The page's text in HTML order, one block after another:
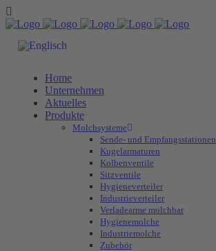
Home
Unternehmen
Aktuelles
Produkte
Molchsysteme
Sende- und Empfangsstationen
Kugelarmaturen
Kolbenventile
Sitzventile
Hygieneverteiler
Industrieverteiler
Verladearme molchbar
Hygienemolche
Industriemolche
Zubehör